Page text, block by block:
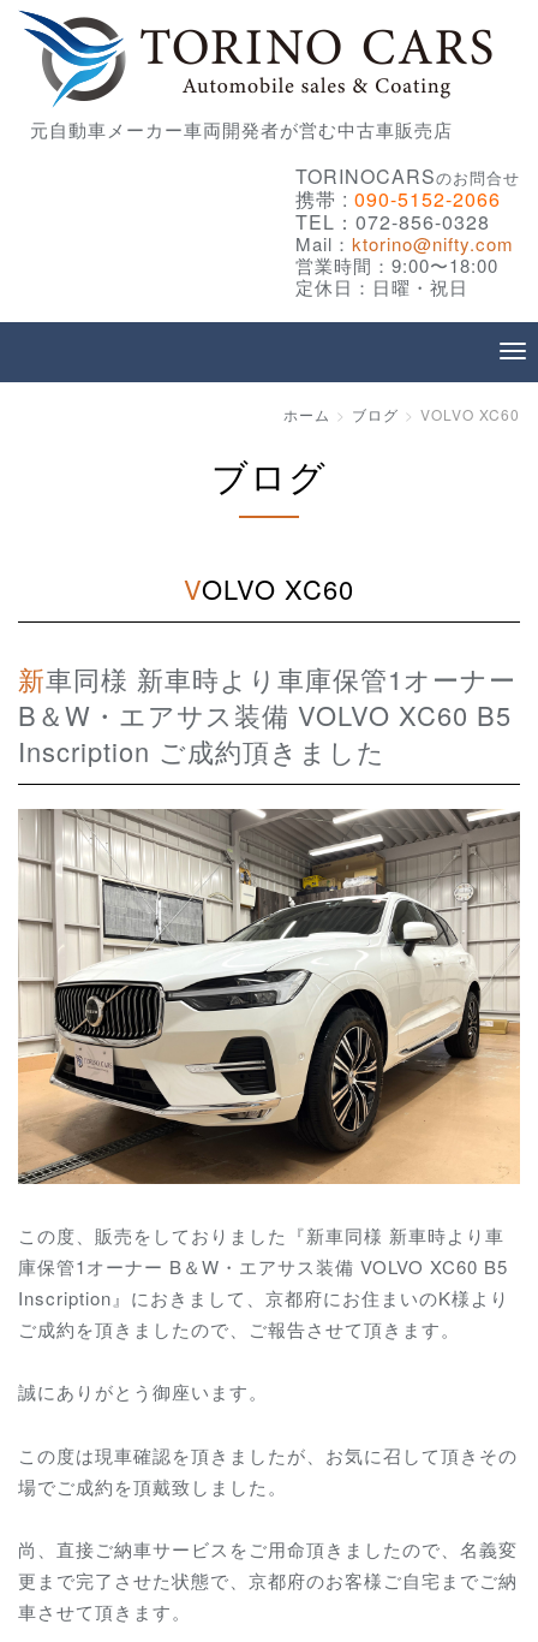
元自動車メーカー車両開発者が営む中古車販売店
TORINOCARSのお問合せ
携帯 : 090-5152-2066
TEL：072-856-0328
Mail： ktorino@nifty.com
営業時間：9:00〜18:00
定休日：日曜・祝日
ホーム ブログ VOLVO XC60
ブログ
VOLVO XC60
新車同様 新車時より車庫保管1オーナー
B＆W・エアサス装備 VOLVO XC60 B5
Inscription ご成約頂きました
この度、販売をしておりました『新車同様 新車時より車
庫保管1オーナー B＆W・エアサス装備 VOLVO XC60 B5
Inscription』におきまして、京都府にお住まいのK様より
ご成約を頂きましたので、ご報告させて頂きます。
誠にありがとう御座います。
この度は現車確認を頂きましたが、お気に召して頂きその
場でご成約を頂戴致しました。
尚、直接ご納車サービスをご用命頂きましたので、名義変
更まで完了させた状態で、京都府のお客様ご自宅までご納
車させて頂きます。